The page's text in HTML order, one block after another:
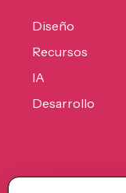
Diseño
Recursos
IA
Desarrollo